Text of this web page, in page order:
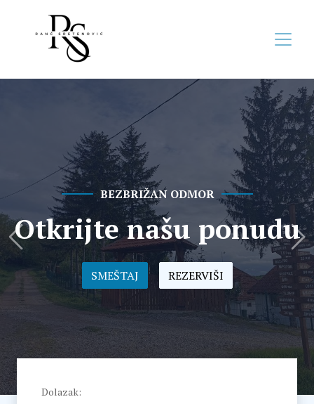
BEZBRIŽAN ODMOR
Otkrijte našu ponudu
SMEŠTAJ REZERVIŠI
Prethodni
Dolazak: